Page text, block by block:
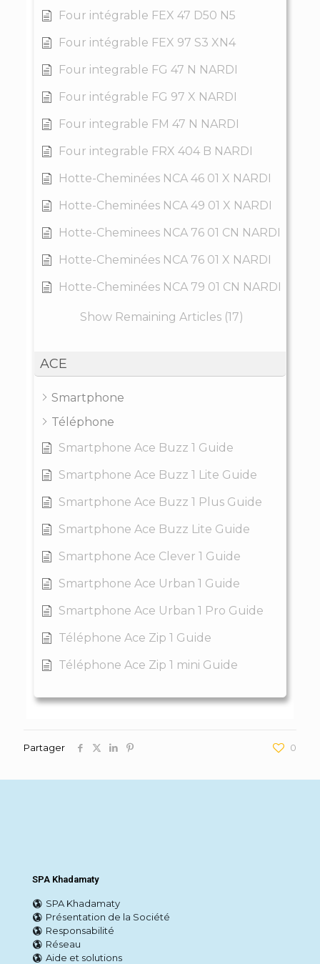
Four intégrable FEX 47 D50 N5
Four intégrable FEX 97 S3 XN4
Four integrable FG 47 N NARDI
Four intégrable FG 97 X NARDI
Four integrable FM 47 N NARDI
Four integrable FRX 404 B NARDI
Hotte-Cheminées NCA 46 01 X NARDI
Hotte-Cheminées NCA 49 01 X NARDI
Hotte-Cheminees NCA 76 01 CN NARDI
Hotte-Cheminées NCA 76 01 X NARDI
Hotte-Cheminées NCA 79 01 CN NARDI
Show Remaining Articles (17)
ACE
Smartphone
Téléphone
Smartphone Ace Buzz 1 Guide
Smartphone Ace Buzz 1 Lite Guide
Smartphone Ace Buzz 1 Plus Guide
Smartphone Ace Buzz Lite Guide
Smartphone Ace Clever 1 Guide
Smartphone Ace Urban 1 Guide
Smartphone Ace Urban 1 Pro Guide
Téléphone Ace Zip 1 Guide
Téléphone Ace Zip 1 mini Guide
Partager 0
SPA Khadamaty
SPA Khadamaty
Présentation de la Société
Responsabilité
Réseau
Aide et solutions